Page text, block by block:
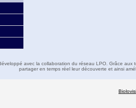
avec la collaboration du réseau LPO. Grâce
partager en temps réel leur découverte et ainsi